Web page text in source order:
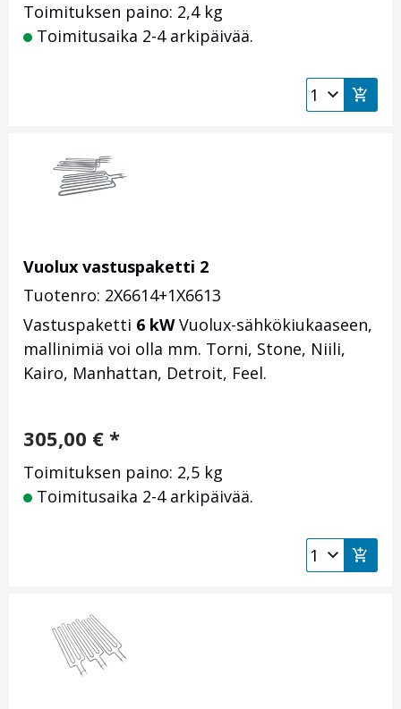
Toimituksen paino: 2,4 kg
Toimitusaika 2-4 arkipäivää.
Vuolux vastuspaketti 2
Tuotenro: 2X6614+1X6613
Vastuspaketti 6 kWVuolux-sähkökiukaaseen,
mallinimiä voi olla mm. Torni, Stone, Niili,
Kairo, Manhattan, Detroit, Feel.
305,00 € *
Toimituksen paino: 2,5 kg
Toimitusaika 2-4 arkipäivää.